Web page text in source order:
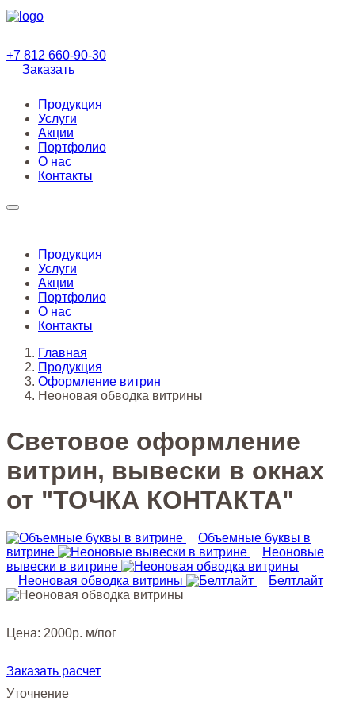
+7 812 660-90-30
Заказать
Продукция
Услуги
Акции
Портфолио
О нас
Контакты
Продукция
Услуги
Акции
Портфолио
О нас
Контакты
Главная
Продукция
Оформление витрин
Неоновая обводка витрины
Световое оформление
витрин, вывески в окнах
от "ТОЧКА КОНТАКТА"
Объемные буквы в
витрине
Неоновые
вывески в витрине
Неоновая обводка витрины
Белтлайт
Цена: 2000р. м/пог
Заказать расчет
Уточнение